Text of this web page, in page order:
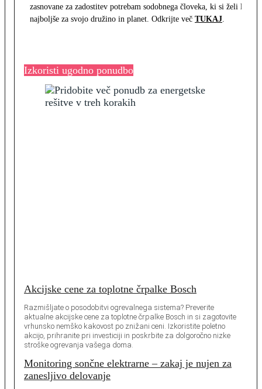
zasnovane za zadostitev potrebam sodobnega človeka, ki si želi le
najboljše za svojo družino in planet. Odkrijte več TUKAJ.
Izkoristi ugodno ponudbo
Akcijske cene za toplotne črpalke Bosch
Razmišljate o posodobitvi ogrevalnega sistema? Preverite
aktualne akcijske cene za toplotne črpalke Bosch in si zagotovite
vrhunsko nemško kakovost po znižani ceni. Izkoristite poletno
akcijo, prihranite pri investiciji in poskrbite za dolgoročno nizke
stroške ogrevanja vašega doma.
Monitoring sončne elektrarne – zakaj je nujen za
zanesljivo delovanje